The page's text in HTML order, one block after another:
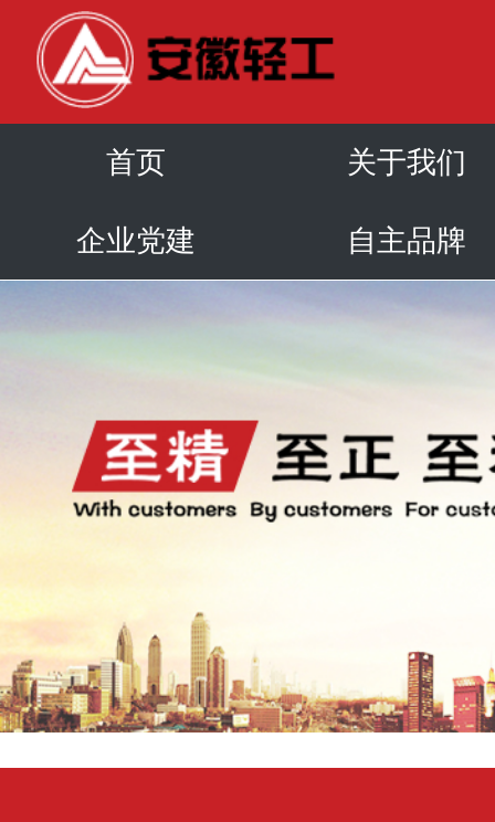
首页 关于我们
企业党建 自主品牌